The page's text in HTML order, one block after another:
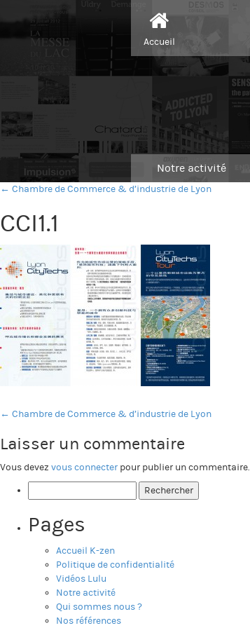
Accueil
Notre activité
← Chambre de Commerce & d’industrie de Lyon
CCI1.1
← Chambre de Commerce & d’industrie de Lyon
Laisser un commentaire
Vous devez vous connecter pour publier un commentaire.
Pages
Accueil K-zen
Politique de confidentialité
Vidéos Lulu
Notre activité
Qui sommes nous ?
Nos références